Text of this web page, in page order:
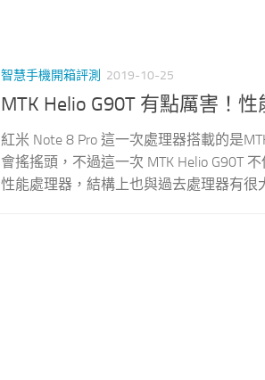
智慧手機開箱評測 2019-10-25
MTK Helio G90T 有點厲害！
紅米 Note 8 Pro 這一次處理器搭載的是
會搖搖頭，不過這一次 MTK Helio G90T
性能處理器，結構上也與過去處理器有很